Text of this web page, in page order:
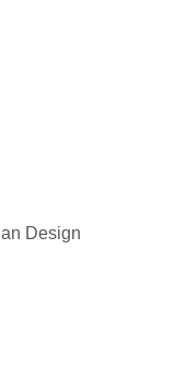
Design